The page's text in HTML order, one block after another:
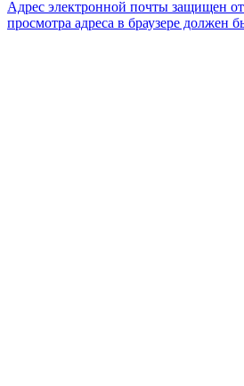
Адрес электронной почты защищен
просмотра адреса в браузере должен